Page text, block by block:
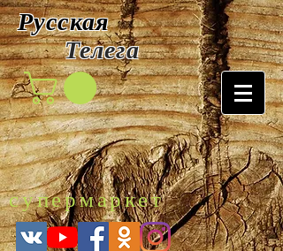
Русская
Телега
супермаркет